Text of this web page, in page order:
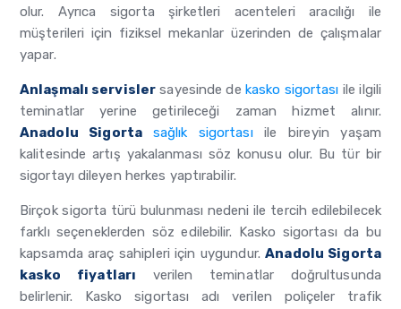
olur. Ayrıca sigorta şirketleri acenteleri aracılığı ile
müşterileri için fiziksel mekanlar üzerinden de çalışmalar
yapar.
Anlaşmalı servisler sayesinde de kasko sigortası ile ilgili
teminatlar yerine getirileceği zaman hizmet alınır.
Anadolu Sigorta sağlık sigortasıile bireyin yaşam
kalitesinde artış yakalanması söz konusu olur. Bu tür bir
sigortayı dileyen herkes yaptırabilir.
Birçok sigorta türü bulunması nedeni ile tercih edilebilecek
farklı seçeneklerden söz edilebilir. Kasko sigortası da bu
kapsamda araç sahipleri için uygundur.Anadolu Sigorta
kasko fiyatları verilen teminatlar doğrultusunda
belirlenir. Kasko sigortası adı verilen poliçeler trafik